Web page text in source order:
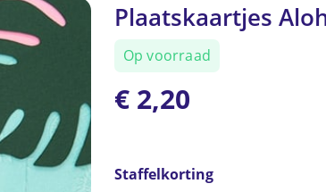
Plaatskaartjes
Op voorraad
€2,20
Staffelkorting